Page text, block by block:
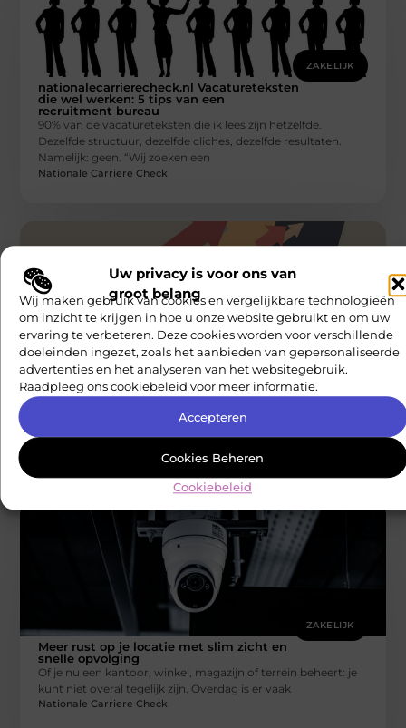
Uw privacy is voor ons van
groot belang
Wij maken gebruik van cookies en vergelijkbare technologieën
om inzicht te krijgen in hoe u onze website gebruikt en om uw
ervaring te verbeteren. Deze cookies worden voor verschillende
doeleinden ingezet, zoals het aanbieden van gepersonaliseerde
advertenties en het analyseren van het websitegebruik.
Raadpleeg ons cookiebeleid voor meer informatie.
Accepteren
Cookies Beheren
Cookiebeleid
ZAKELIJK
nationalecarrierecheck.nl Vacatureteksten
die wel werken: 5 tips van een
recruitment bureau
90% van de vacatureteksten die ik lees zijn hetzelfde.
Dezelfde structuur, dezelfde cliches, dezelfde resultaten.
Namelijk: geen. “Wij zoeken een
Nationale Carriere Check
ZAKELIJK
Linkbuilding gebruiken om zoekmachine
optimalisatie te verbeteren
Bedrijven die online beter gevonden willen worden
digitale strategie. Binnen zoekmachines
Nationale Carriere Check
ZAKELIJK
Meer rust op je locatie met slim zicht en
snelle opvolging
Of je nu een kantoor, winkel, magazijn of terrein beheert: je
kunt niet overal tegelijk zijn. Overdag is er vaak
Nationale Carriere Check